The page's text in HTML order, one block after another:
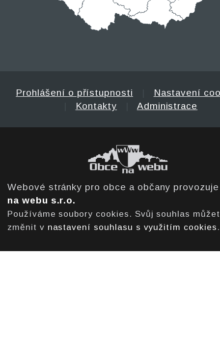
Prohlášení o přístupnosti
Nastavení
Kontakty Administrace
Webové stránky pro obce a občany
na webu s.r.o.
Používáme soubory cookies. Svůj souhlas
změnit v nastavení souhlasu s využitím cookies .